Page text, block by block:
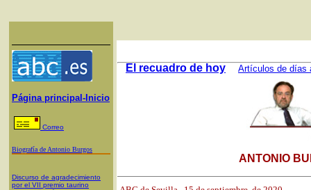
Página principal-Inicio
Correo
Biografía de Antonio Burgos
Discurso de agradecimiento
por el VII premio taurino
El recuadro de hoy Artículos de días
ANTONIO